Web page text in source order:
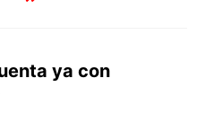
ya con